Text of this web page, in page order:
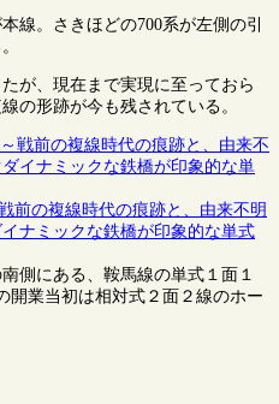
線。さきほどの700系が左側の引
が、現在まで実現に至っておら
の形跡が今も残されている。
前の複線時代の痕跡と、由来不明
ナミックな鉄橋が印象的な単式
側にある、鞍馬線の単式１面１
開業当初は相対式２面２線のホー